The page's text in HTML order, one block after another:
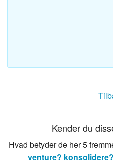
Kender du
Hvad betyder de her 5
venture? konsolidere?